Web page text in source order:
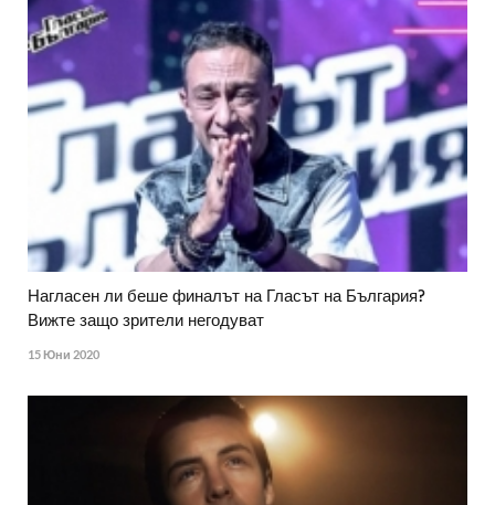
Нагласен ли беше финалът на Гласът на България?
Вижте защо зрители негодуват
15 Юни 2020